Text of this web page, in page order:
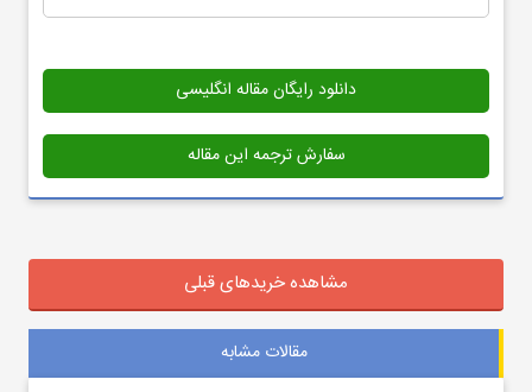
دانلود رایگان مقاله انگلیسی
سفارش ترجمه این مقاله
مشاهده خریدهای قبلی
مقالات مشابه